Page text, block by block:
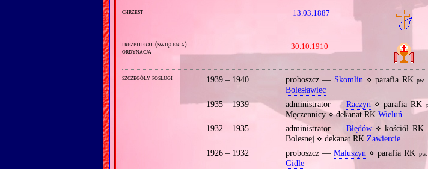
chrzest 13.03.1887
prezbiterat (święcenia)
ordynacja
30.10.1910
szczegóły posługi 1939 – 1940 proboszcz — Skomlin ⋄ parafia RKpw.
Bolesławiec
1935 – 1939
administrator —Raczyn ⋄ parafia RK
Męczennicy ⋄ dekanat RK Wieluń
1932 – 1935
administrator —Błędów ⋄ kościół RK
Bolesnej ⋄ dekanat RK Zawiercie
1926 – 1932
proboszcz —Maluszyn ⋄ parafia RK pw.
Gidle